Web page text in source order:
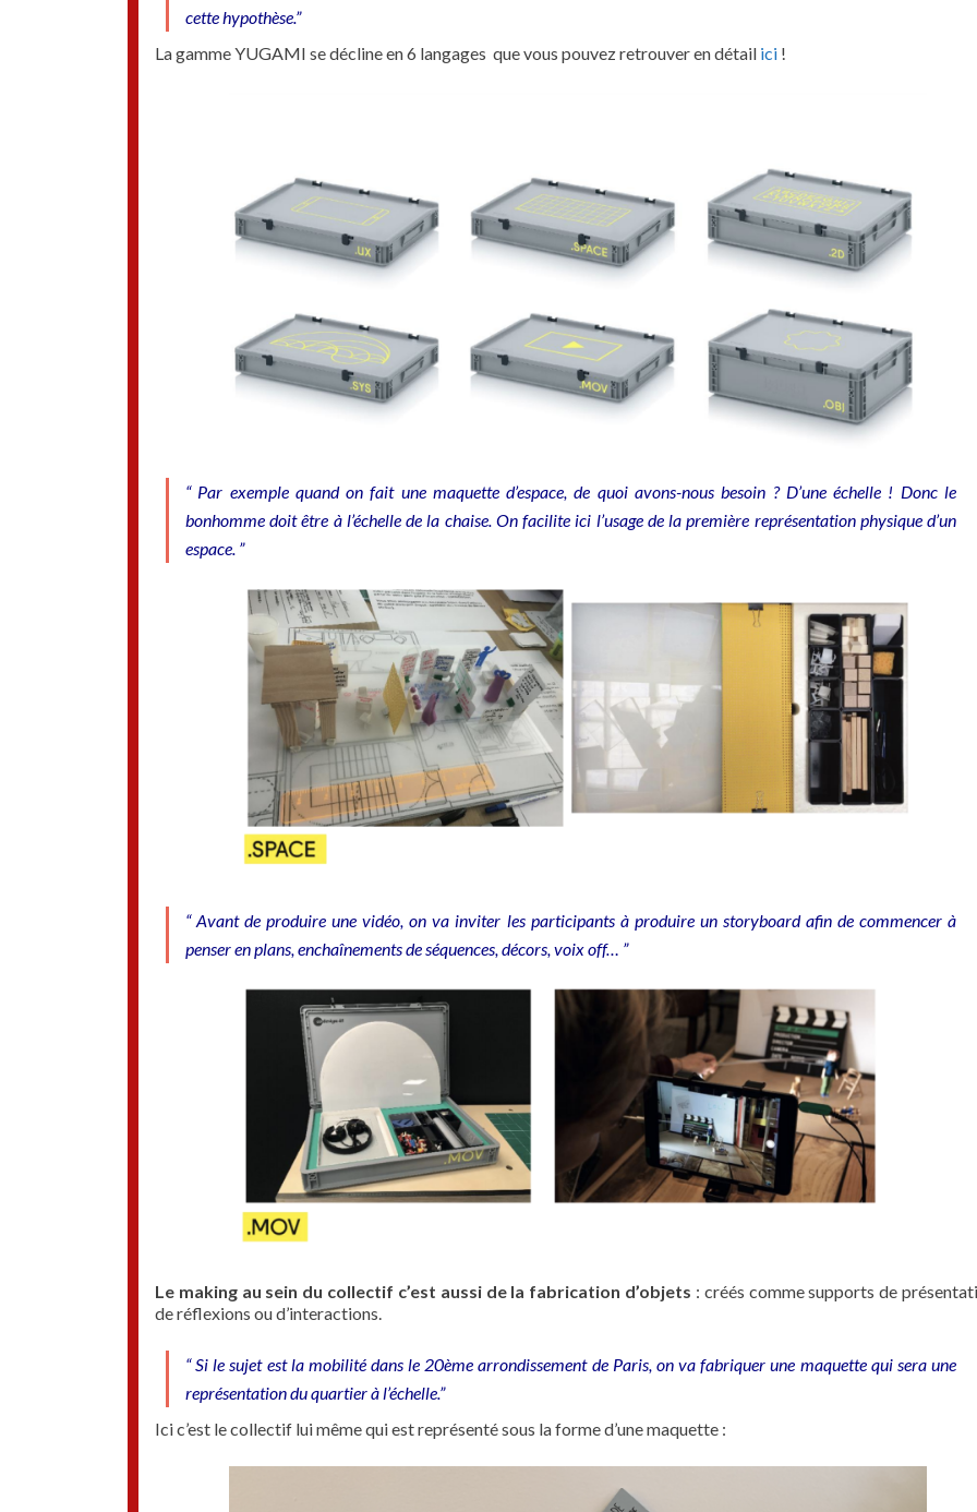
cette hypothèse.”
La gamme YUGAMI se décline en 6 langages que vous pouvez retrouver en détail ici !
“ Par exemple quand on fait une maquette d’espace, de quoi avons-nous besoin ? D’une échelle ! Donc le
bonhomme doit être à l’échelle de la chaise. On facilite ici l’usage de la première représentation physique d’un
espace. ”
“ Avant de produire une vidéo, on va inviter les participants à produire un storyboard afin de commencer à
penser en plans, enchaînements de séquences, décors, voix off… ”
Le making au sein du collectif c’est aussi de la fabrication d’objets : créés comme supports de
de réflexions ou d’interactions.
“ Si le sujet est la mobilité dans le 20ème arrondissement de Paris, on va fabriquer une maquette qui sera une
représentation du quartier à l’échelle.”
Ici c’est le collectif lui même qui est représenté sous la forme d’une maquette :